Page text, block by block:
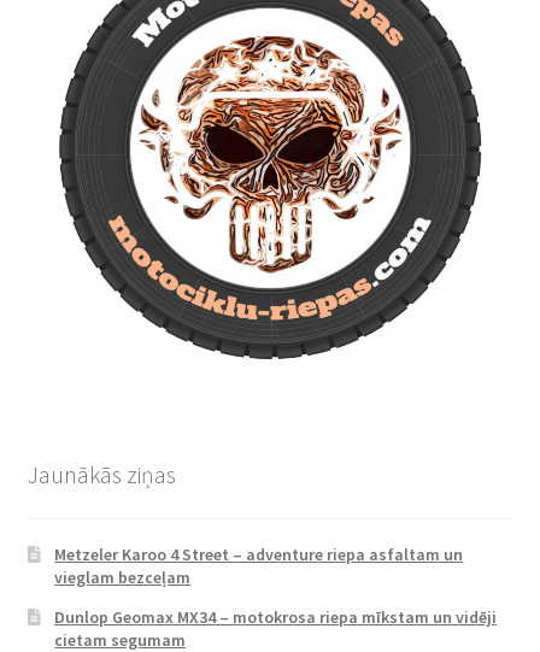
Jaunākās ziņas
Metzeler Karoo 4 Street – adventure riepa asfaltam un
vieglam bezceļam
Dunlop Geomax MX34 – motokrosa riepa mīkstam un vidēji
cietam segumam